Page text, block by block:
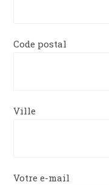
Code postal
Ville
Votre e-mail